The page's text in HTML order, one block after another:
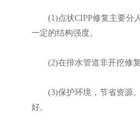
(1)点状CIPP修复主要分人
一定的结构强度。
(2)在排水管道非开挖修复
(3)保护环境，节省资源。
好。